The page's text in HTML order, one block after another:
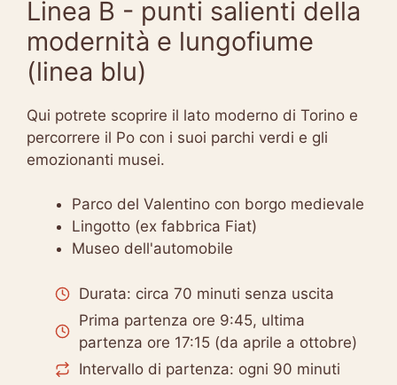
Linea B - punti salienti della
modernità e lungofiume
(linea blu)
Qui potrete scoprire il lato moderno di Torino e
percorrere il Po con i suoi parchi verdi e gli
emozionanti musei.
Parco del Valentino con borgo medievale
Lingotto (ex fabbrica Fiat)
Museo dell'automobile
Durata: circa 70 minuti senza uscita
Prima partenza ore 9:45, ultima
partenza ore 17:15 (da aprile a ottobre)
Intervallo di partenza: ogni 90 minuti